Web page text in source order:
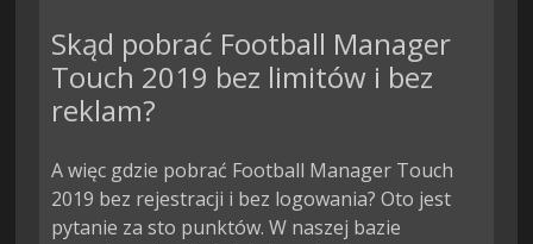
Skąd pobrać Football Manager
Touch 2019 bez limitów i bez
reklam?
A więc gdzie pobrać Football Manager Touch
2019 bez rejestracji i bez logowania? Oto jest
pytanie za sto punktów. W naszej bazie